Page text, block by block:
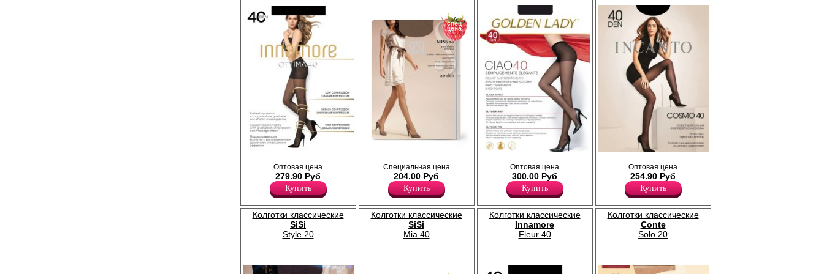
колготки с распределенным давлением.
Утягивающие шортики, анатомическая
ластовица, незаметный усиленный мысок.
Плотность 40ден
Оптовая цена
279.90 Руб
Купить
усиленный мысок, без ластовицы.
Плотность 20ден
Полиамид 88%
Эластан 12%
спец
цена
Специальная цена
204.00 Руб
Купить
шортиками; уплотненный мысок, без
ластовицы.
Плотность 40ден
Полиамид 88%
Эластан 12%
Оптовая цена
300.00 Руб
Купить
комфортными шортиками и прозрачным
укрепленным мыском. Без ластовицы.
Плотность 40ден
Лайкра 12%
Полиамид 88%
Оптовая цена
254.90 Руб
Купить
Колготки классические
SiSi
Style 20
Колготки классические
SiSi
Mia 40
Колготки классические
Innamore
Fleur 40
Колготки классические
Conte
Solo 20